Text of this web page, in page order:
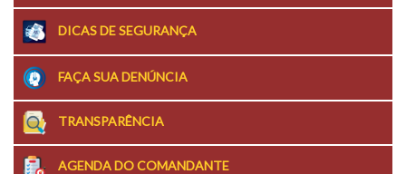
DICAS DE SEGURANÇA
FAÇA SUA DENÚNCIA
TRANSPARÊNCIA
AGENDA DO COMANDANTE